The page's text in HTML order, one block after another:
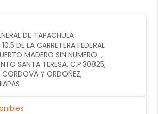
DE TAPACHULA
DE LA CARRETERA FEDERAL
MADERO SIN NUMERO  ,
SANTA TERESA, C.P.30825,
CORDOVA Y ORDOÑEZ,